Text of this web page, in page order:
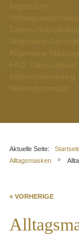
Aktuelle Seite:
Alltagsmasken
« VORHERIGE